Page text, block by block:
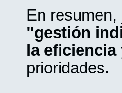
En
"gestión
la
prioridades.